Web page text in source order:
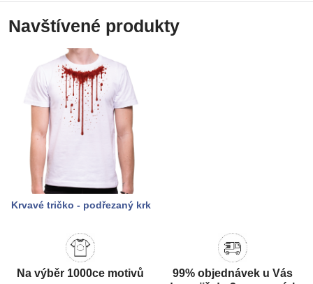
Navštívené produkty
Krvavé tričko - podřezaný krk
Na výběr 1000ce motivů
99% objednávek u Vás